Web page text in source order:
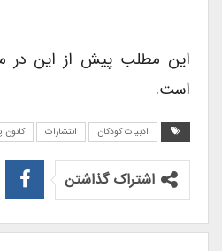
این مطلب پیش از این در
است.
ادبیات کودکان انتشارات کانون
اشتراک گذاشتن